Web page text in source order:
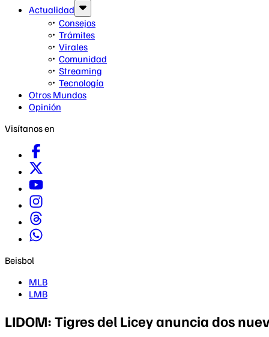
Actualidad
Consejos
Trámites
Virales
Comunidad
Streaming
Tecnología
Otros Mundos
Opinión
Visítanos en
Beisbol
MLB
LMB
LIDOM: Tigres del Licey anuncia dos